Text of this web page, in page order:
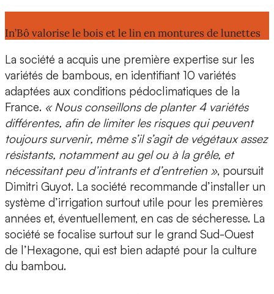
In’Bô valorise le bois et le lin en montures de lunettes
La société a acquis une première expertise sur les
variétés de bambous, en identifiant 10 variétés
adaptées aux conditions pédoclimatiques de la
France. « Nous conseillons de planter 4 variétés
différentes, afin de limiter les risques qui peuvent
toujours survenir, même s’il s’agit de végétaux assez
résistants, notamment au gel ou à la grêle, et
nécessitant peu d’intrants et d’entretien », poursuit
Dimitri Guyot. La société recommande d’installer un
système d’irrigation surtout utile pour les premières
années et, éventuellement, en cas de sécheresse. La
société se focalise surtout sur le grand Sud-Ouest
de l’Hexagone, qui est bien adapté pour la culture
du bambou.